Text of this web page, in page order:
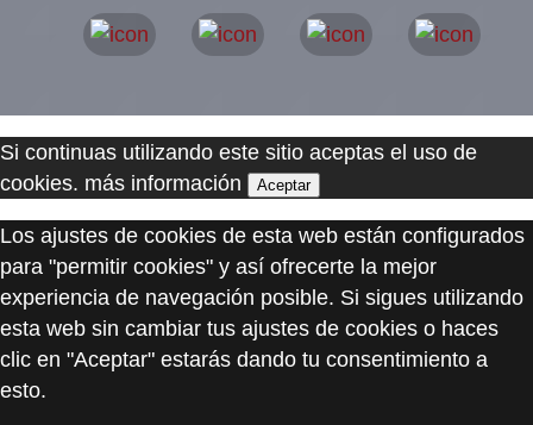
Si continuas utilizando este sitio aceptas el uso de
cookies. más información Aceptar
Los ajustes de cookies de esta web están configurados
para "permitir cookies" y así ofrecerte la mejor
experiencia de navegación posible. Si sigues utilizando
esta web sin cambiar tus ajustes de cookies o haces
clic en "Aceptar" estarás dando tu consentimiento a
esto.